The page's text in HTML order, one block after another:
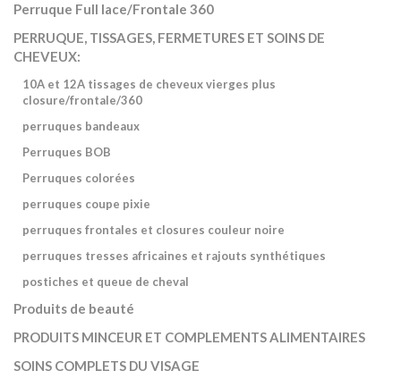
Perruque Full lace/Frontale 360
PERRUQUE, TISSAGES, FERMETURES ET SOINS DE
CHEVEUX:
10A et 12A tissages de cheveux vierges plus
closure/frontale/360
perruques bandeaux
Perruques BOB
Perruques colorées
perruques coupe pixie
perruques frontales et closures couleur noire
perruques tresses africaines et rajouts synthétiques
postiches et queue de cheval
Produits de beauté
PRODUITS MINCEUR ET COMPLEMENTS ALIMENTAIRES
SOINS COMPLETS DU VISAGE